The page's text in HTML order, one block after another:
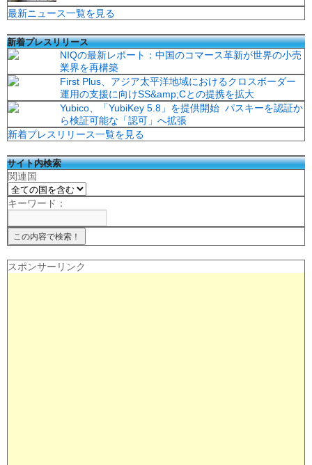
最新ニュース一覧を見る
新着プレスリリース
NIQの最新レポート：中国のコマース革新が世界の小売
業界を再構築
First Plus、アジア太平洋地域におけるクロスボーダー
運用の支援に向けSS&amp;Cとの提携を拡大
Yubico、「YubiKey 5.8」を提供開始 パスキーを認証か
ら検証可能な「認可」へ拡張
新着プレスリリース一覧を見る
サイト内検索
関連国
キーワード：
スポンサーリンク